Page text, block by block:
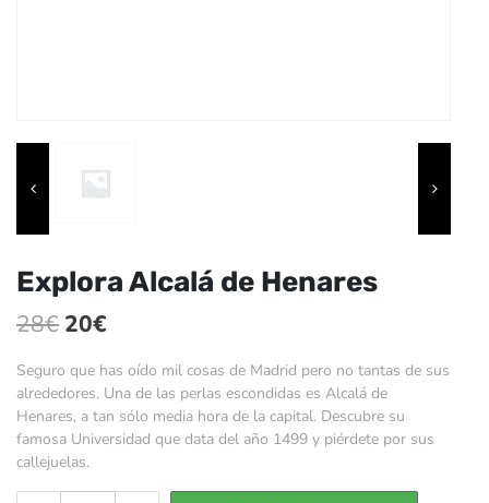
Explora Alcalá de Henares
28€ El
precio
original
era:
28€.
20€
precio
actual
es:
Seguro que has oído mil cosas de Madrid pero no tantas de sus
alrededores. Una de las perlas escondidas es Alcalá de
Henares, a tan sólo media hora de la capital. Descubre su
famosa Universidad que data del año 1499 y piérdete por sus
callejuelas.